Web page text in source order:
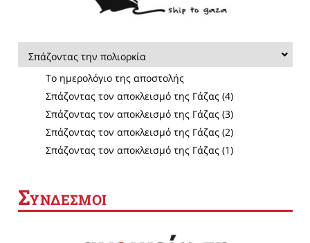
Σπάζοντας την πολιορκία
Το ημερολόγιο της αποστολής
Σπάζοντας τον αποκλεισμό της Γάζας (4)
Σπάζοντας τον αποκλεισμό της Γάζας (3)
Σπάζοντας τον αποκλεισμό της Γάζας (2)
Σπάζοντας τον αποκλεισμό της Γάζας (1)
ΣΥΝΔΕΣΜΟΙ